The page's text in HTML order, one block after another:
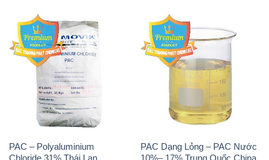
PAC – Polyaluminium
Chloride 31% Thái Lan
PAC Dạng Lỏng – PAC Nước
10%– 17% Trung Quốc China